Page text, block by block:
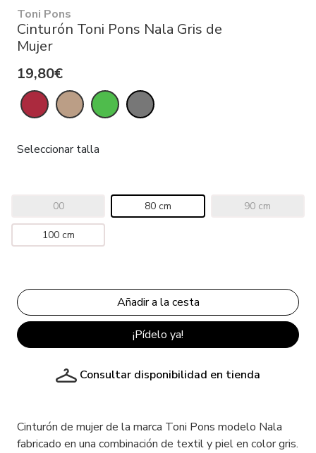
Toni Pons
Cinturón Toni Pons Nala Gris de
Mujer
19,80€
Seleccionar talla
00 80 cm 90 cm
100 cm
¡Pídelo ya!
Consultar disponibilidad en tienda
Cinturón de mujer de la marca Toni Pons modelo Nala
fabricado en una combinación de textil y piel en color gris.